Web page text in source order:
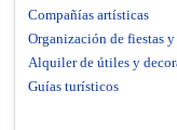
Compañías artísticas
Organización de fiestas
Alquiler de útiles y
Guías turísticos